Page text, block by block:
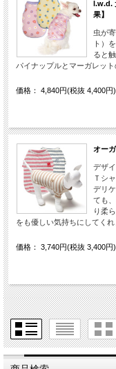
l.w.d.
果】
虫が
ト）
ると
パイナップルとマーガレッ
価格： 4,840円(税抜 4,400円)
オー
デザ
Ｔシ
デリ
ても
り柔
をも優しい気持ちにしてくれ
価格： 3,740円(税抜 3,400円)